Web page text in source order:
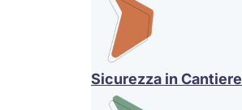
Sicurezza in Cantiere